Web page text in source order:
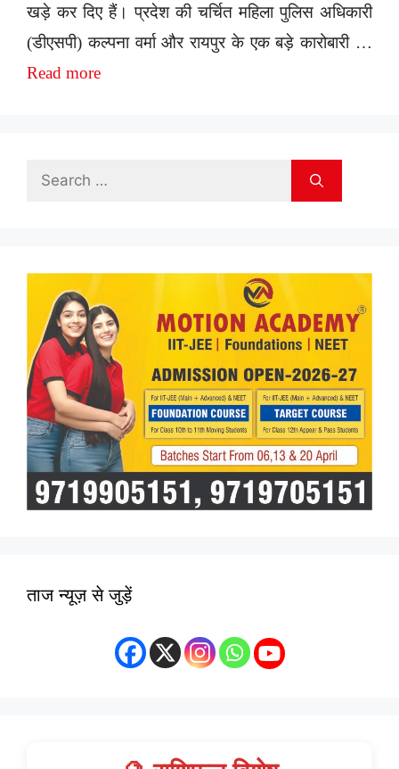
खड़े कर दिए हैं। प्रदेश की चर्चित महिला पुलिस अधिकारी
(डीएसपी) कल्पना वर्मा और रायपुर के एक बड़े कारोबारी …
Read more
Search
ताज न्यूज़ से जुड़ें